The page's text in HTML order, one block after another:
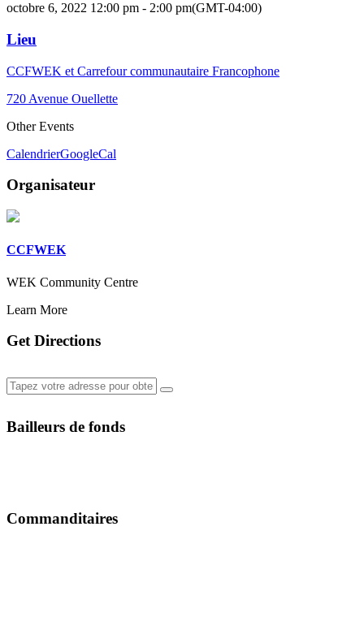
octobre 6, 2022 12:00 pm - 2:00 pm(GMT-04:00)
Lieu
CCFWEK et Carrefour communautaire Francophone
720 Avenue Ouellette
Other Events
CalendrierGoogleCal
Organisateur
CCFWEK
WEK Community Centre
Learn More
Get Directions
Bailleurs de fonds
Commanditaires